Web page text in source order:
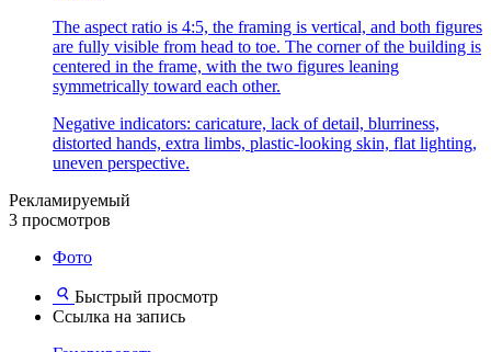
The aspect ratio is 4:5, the framing is vertical, and both figures
are fully visible from head to toe. The corner of the building is
centered in the frame, with the two figures leaning
symmetrically toward each other.
Negative indicators: caricature, lack of detail, blurriness,
distorted hands, extra limbs, plastic-looking skin, flat lighting,
uneven perspective.
Рекламируемый
3 просмотров
Фото
Быстрый просмотр
Ссылка на запись